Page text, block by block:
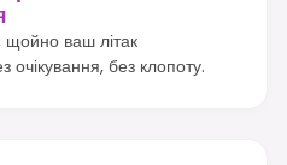
щойно ваш літак
очікування, без клопоту.